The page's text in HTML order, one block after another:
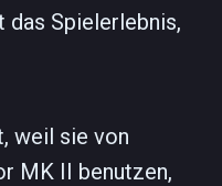
Spielerlebnis,
weil sie von
MK II benutzen,